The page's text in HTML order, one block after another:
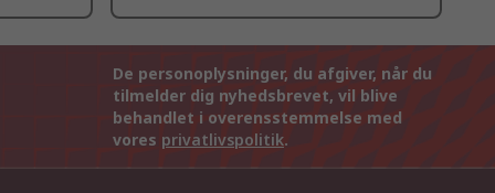
De personoplysninger, du afgiver, når du
tilmelder dig nyhedsbrevet, vil blive
behandlet i overensstemmelse med
vores privatlivspolitik.